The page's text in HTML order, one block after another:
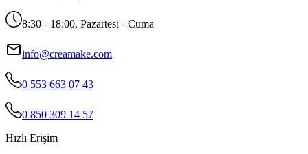
8:30 - 18:00, Pazartesi - Cuma
info@creamake.com
0 553 663 07 43
0 850 309 14 57
Hızlı Erişim